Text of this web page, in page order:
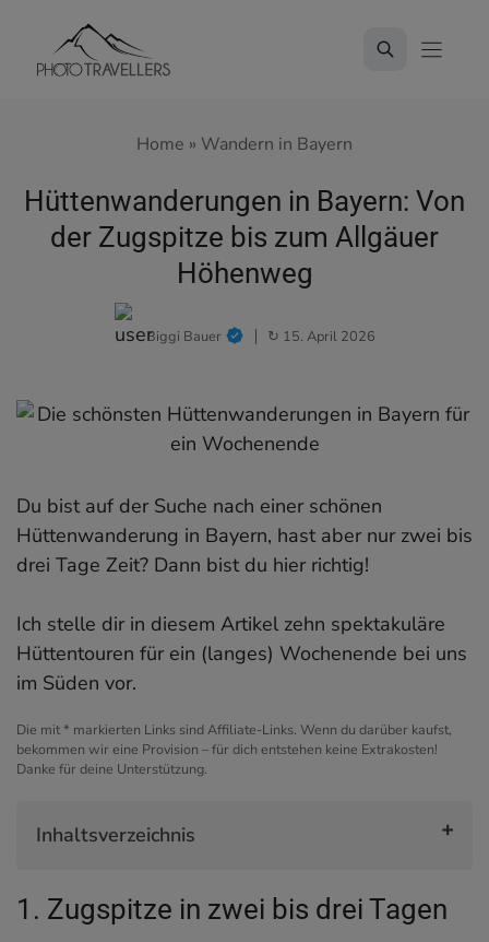
springen
Home » Wandern in Bayern
Hüttenwanderungen in Bayern: Von
der Zugspitze bis zum Allgäuer
Höhenweg
Biggi Bauer ↻ 15. April 2026
Du bist auf der Suche nach einer schönen
Hüttenwanderung in Bayern, hast aber nur zwei bis
drei Tage Zeit? Dann bist du hier richtig!
Ich stelle dir in diesem Artikel zehn spektakuläre
Hüttentouren für ein (langes) Wochenende bei uns
im Süden vor.
Die mit * markierten Links sind Affiliate-Links. Wenn du darüber kaufst,
bekommen wir eine Provision – für dich entstehen keine Extrakosten!
Danke für deine Unterstützung.
Inhaltsverzeichnis
2. Rund um den Watzmann
1. Zugspitze in zwei bis drei Tagen